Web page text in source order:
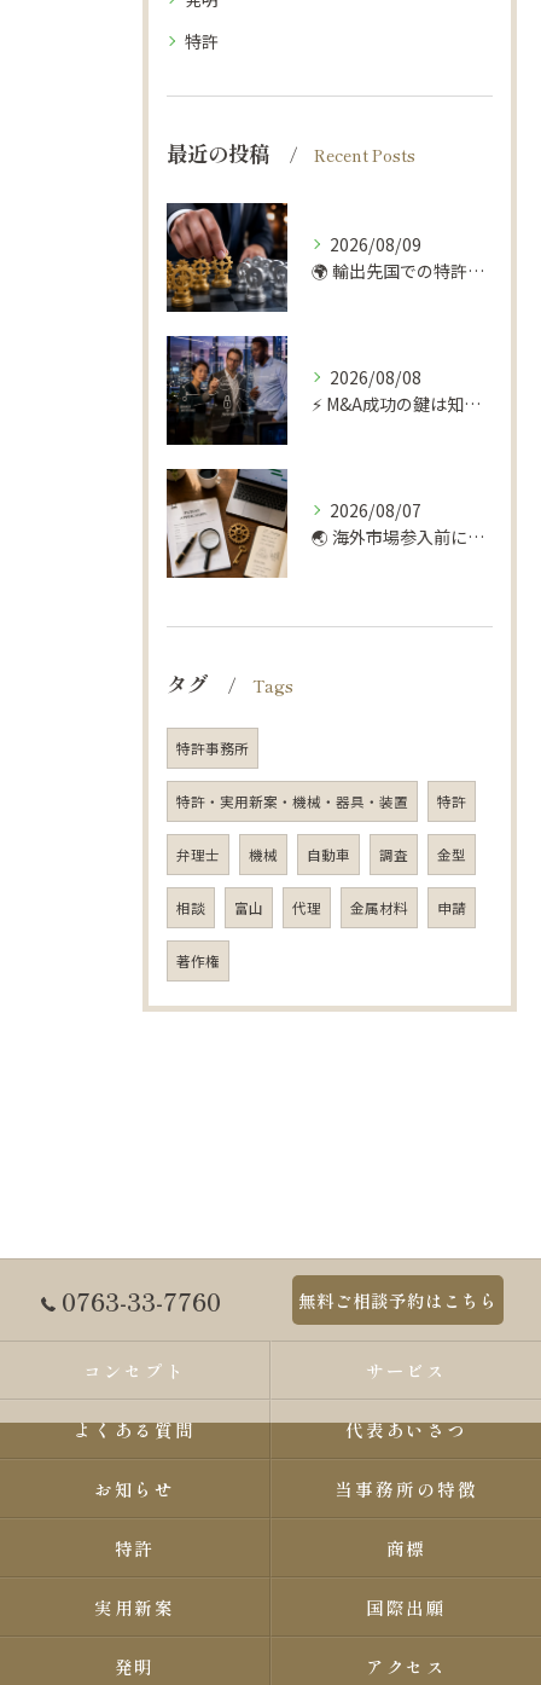
特許
最近の投稿 Recent Posts
2026/08/09
🌍 輸出先国での特許トラブル、回避できます！🛡️
2026/08/08
⚡️ M&A成功の鍵は知財デューデリにあり！📊
2026/08/07
🌏 海外市場参入前に！弁理士が勧める知財デューデリ 🔍
タグ Tags
特許事務所
特許・実用新案・機械・器具・装置 特許
弁理士 機械 自動車 調査 金型
相談 富山 代理 金属材料 申請
著作権
0763-33-7760 無料ご相談予約はこちら
コンセプト サービス
よくある質問 代表あいさつ
お知らせ 当事務所の特徴
特許 商標
実用新案 国際出願
発明 アクセス